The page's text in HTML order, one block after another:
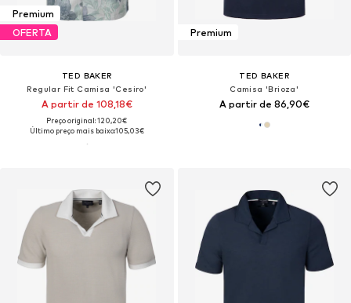
Premium
OFERTA
TED BAKER
Regular Fit Camisa 'Cesiro'
A partir de 108,18€
Preço original: 120,20€
Último preço mais baixo:105,03€
Premium
TED BAKER
Camisa 'Brioza'
A partir de 86,90€